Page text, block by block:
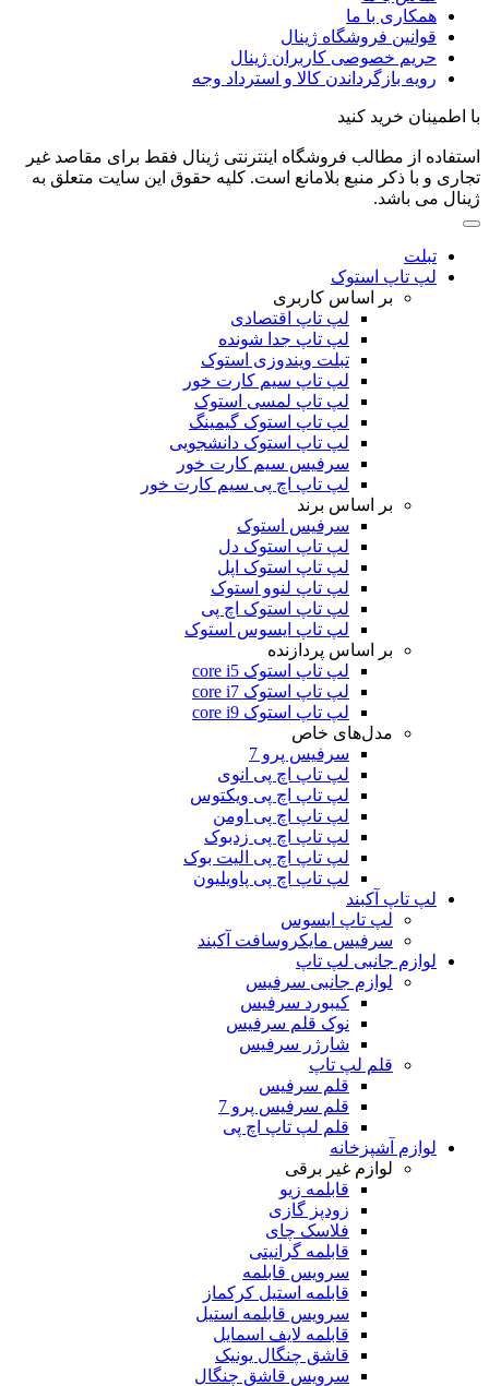
همکاری با ما
قوانین فروشگاه ژینال
حریم خصوصی کاربران ژینال
رویه بازگرداندن کالا و استرداد وجه
با اطمینان خرید کنید
استفاده از مطالب فروشگاه اینترنتی ژینال فقط برای مقاصد غیر
تجاری و با ذکر منبع بلامانع است. کلیه حقوق این سایت متعلق به
ژینال می باشد.
تبلت
لپ تاپ استوک
بر اساس کاربری
لپ تاپ اقتصادی
لپ تاپ جدا شونده
تبلت ویندوزی استوک
لپ تاپ سیم کارت خور
لپ تاپ لمسی استوک
لپ تاپ استوک گیمینگ
لپ تاپ استوک دانشجویی
سرفیس سیم کارت خور
لپ تاپ اچ پی سیم کارت خور
بر اساس برند
سرفیس استوک
لپ تاپ استوک دل
لپ تاپ استوک اپل
لپ تاپ لنوو استوک
لپ تاپ استوک اچ پی
لپ تاپ ایسوس استوک
بر اساس پردازنده
لپ تاپ استوک core i5
لپ تاپ استوک core i7
لپ تاپ استوک core i9
مدل‌های خاص
سرفیس پرو 7
لپ تاپ اچ پی انوی
لپ تاپ اچ پی ویکتوس
لپ تاپ اچ پی اومن
لپ تاپ اچ پی زدبوک
لپ تاپ اچ پی الیت بوک
لپ تاپ اچ پی پاویلیون
لپ تاپ آکبند
لپ تاپ ایسوس
سرفیس مایکروسافت آکبند
لوازم جانبی لپ تاپ
لوازم جانبی سرفیس
کیبورد سرفیس
نوک قلم سرفیس
شارژر سرفیس
قلم لپ تاپ
قلم سرفیس
قلم سرفیس پرو 7
قلم لپ تاپ اچ پی
لوازم آشپزخانه
لوازم غیر برقی
قابلمه زیو
زودپز گازی
فلاسک چای
قابلمه گرانیتی
سرویس قابلمه
قابلمه استیل کرکماز
سرویس قابلمه استیل
قابلمه لایف اسمایل
قاشق چنگال یونیک
سرویس قاشق چنگال